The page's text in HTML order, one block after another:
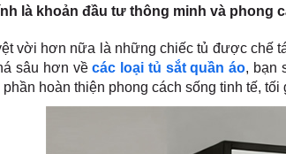
là khoản đầu tư thông minh và phong
vời hơn nữa là những chiếc tủ được chế
sâu hơn vềcác loại tủ sắt quần áo, bạn
phần hoàn thiện phong cách sống tinh tế,